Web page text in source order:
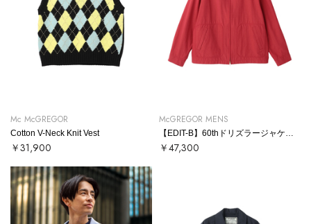
Mc McGREGOR
Cotton V-Neck Knit Vest
￥31,900
McGREGOR MENS
【EDIT-B】60thドリズラージャケット
￥47,300